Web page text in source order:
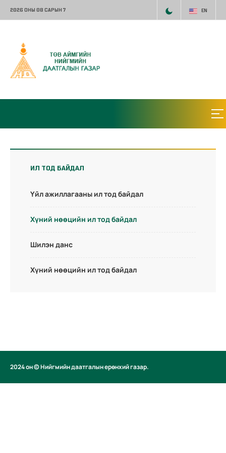
2026 ОНЫ 08 САРЫН 7 EN
ИЛ ТОД БАЙДАЛ
Үйл ажиллагааны ил тод байдал
Хүний нөөцийн ил тод байдал
Шилэн данс
Хүний нөөцийн ил тод байдал
2024 он © Нийгмийн даатгалын ерөнхий газар.